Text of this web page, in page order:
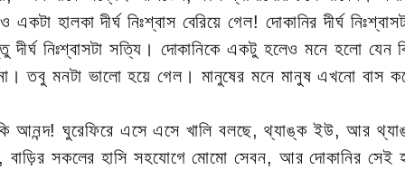
হালকা দীর্ঘ নিঃশ্বাস বেরিয়ে গেল! দোকানির দীর্ঘ
নিঃশ্বাসটা সত্যি। দোকানিকে একটু হলেও মনে হলো যেন
তবু মনটা ভালো হয়ে গেল। মানুষের মনে মানুষ এখনো বাস
আনন্দ! ঘুরেফিরে এসে এসে খালি বলছে, থ্যাঙ্ক ইউ,
বাড়ির সকলের হাসি সহযোগে মোমো সেবন, আর দোকানির সেই